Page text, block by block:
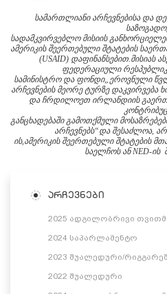
სამართლიანი არჩევნებისა და
სადამკვირვებლო მისიის
ამერიკის შეერთებული შტატების
(USAID) დაფინანსებით.მისიას
ფედერაციული
სამინისტრო და ფონდი„ეროვნული
არჩევნების მეორე ტურზე
და ჩრდილოეთ ირლანდიის
განცხადებაში გამოთქმული
არჩევნებს“და შესაძლოა, არ
ის,ამერიკის შეერთებული შტატების
საელჩოს ანNED-ის
არჩევნები
2025 ადგილობრივი
2024 საპარლამენტო
2023 შუალედური/
2022 შუალედური